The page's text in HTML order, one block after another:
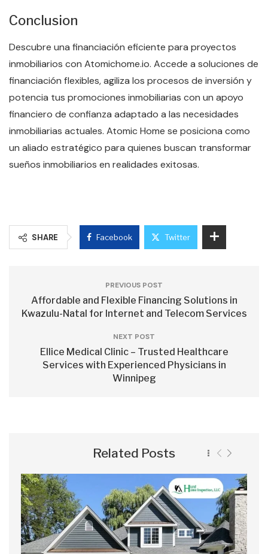
Conclusion
Descubre una financiación eficiente para proyectos
inmobiliarios con Atomichome.io. Accede a soluciones de
financiación flexibles, agiliza los procesos de inversión y
potencia tus promociones inmobiliarias con un apoyo
financiero de confianza adaptado a las necesidades
inmobiliarias actuales. Atomic Home se posiciona como
un aliado estratégico para quienes buscan transformar
sueños inmobiliarios en realidades exitosas.
SHARE Facebook Twitter
PREVIOUS POST
Affordable and Flexible Financing Solutions in
Kwazulu-Natal for Internet and Telecom Services
NEXT POST
Ellice Medical Clinic – Trusted Healthcare
Services with Experienced Physicians in
Winnipeg
Related Posts